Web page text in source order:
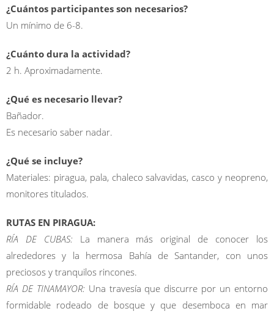
¿Cuántos participantes son necesarios?
Un mínimo de 6-8.
¿Cuánto dura la actividad?
2 h. Aproximadamente.
¿Qué es necesario llevar?
Bañador.
Es necesario saber nadar.
¿Qué se incluye?
Materiales: piragua, pala, chaleco salvavidas, casco y neopreno,
monitores titulados.
RUTAS EN PIRAGUA:
RÍA DE CUBAS: La manera más original de conocer los
alrededores y la hermosa Bahía de Santander, con unos
preciosos y tranquilos rincones.
RÍA DE TINAMAYOR: Una travesía que discurre por un entorno
formidable rodeado de bosque y que desemboca en mar